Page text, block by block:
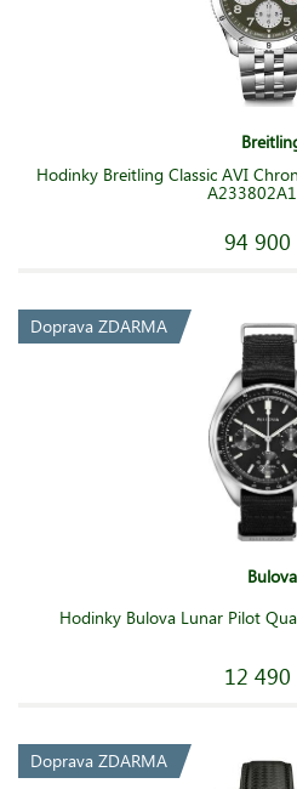
Hodinky Breitling Classic AVI
94 900
Doprava ZDARMA
Bulova
Hodinky Bulova Lunar Pilot
12 490
Doprava ZDARMA